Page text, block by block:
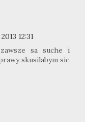
12:31
sa suche i
skusilabym sie